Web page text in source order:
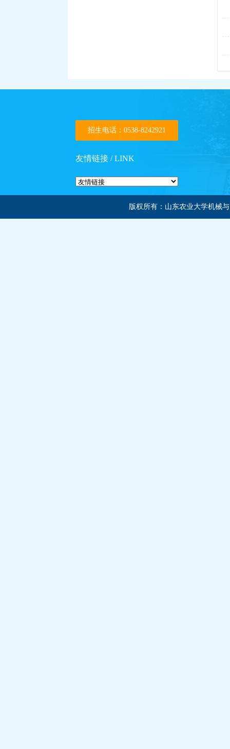
招生电话：0538-8242921
友情链接 / LINK
版权所有：山东农业大学机械